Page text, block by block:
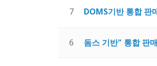
7 DOMS기반 통합 판
6 돔스 기반" 통합 판